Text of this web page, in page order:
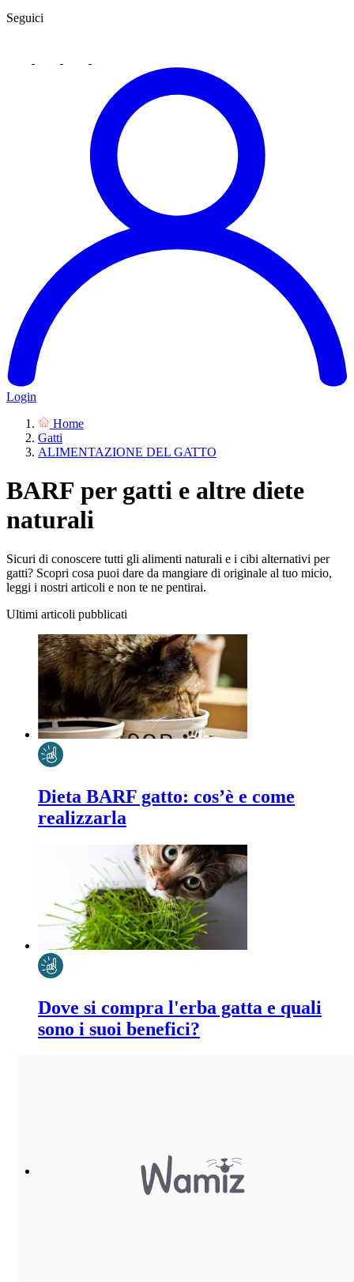
Seguici
Login
Home
Gatti
ALIMENTAZIONE DEL GATTO
BARF per gatti e altre diete
naturali
Sicuri di conoscere tutti gli alimenti naturali e i cibi alternativi per
gatti? Scopri cosa puoi dare da mangiare di originale al tuo micio,
leggi i nostri articoli e non te ne pentirai.
Ultimi articoli pubblicati
Dieta BARF gatto: cos’è e come
realizzarla
Dove si compra l'erba gatta e quali
sono i suoi benefici?